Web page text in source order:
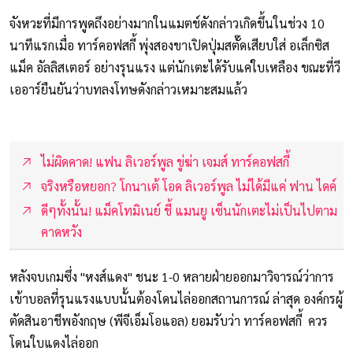
จังหวะที่มีการพูดถึงอย่างมากในแมตช์ดังกล่าวเกิดขึ้นในช่วง 10
นาทีแรกเมื่อ ทาร์คอฟสกี้ พุ่งสองขาเปิดปุ่มสตั๊ดเสียบใส่ อเล็กซิส
แม็ค อัลลิสเตอร์ อย่างรุนแรง แต่นักเตะได้รับแค่ใบเหลือง ขณะที่วี
เออาร์ยืนยันว่าบทลงโทษดังกล่าวเหมาะสมแล้ว
ไม่ผิดคาด! แฟน ลิเวอร์พูล ขู่ฆ่า เจมส์ ทาร์คอฟสกี้
จริงหรือหยอก? โกนาเต้ โอด ลิเวอร์พูล ไม่ได้มีแค่ ฟาน ไดค์
ดีๆทั้งนั้น! แม็คโทมิเนย์ ชี้ แมนยู เซ็นนักเตะไม่เป็นไปตาม
คาดหวัง
หลังจบเกมซึ่ง "หงส์แดง" ชนะ 1-0 หลายฝ่ายออกมาวิจารณ์ว่าการ
เข้าบอลที่รุนแรงแบบนั้นต้องโดนไล่ออกสถานการณ์ ล่าสุด องค์กรผู้
ตัดสินอาชีพอังกฤษ (พีจีเอ็มโอแอล) ยอมรับว่า ทาร์คอฟสกี้ ควร
โดนใบแดงไล่ออก